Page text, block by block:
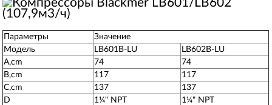
Параметры
Значение
Модель
LB601B-LU
LB602B-LU
A,cm
74
74
B,cm
117
117
C,cm
137
137
D
1¼" NPT 1¼" NPT